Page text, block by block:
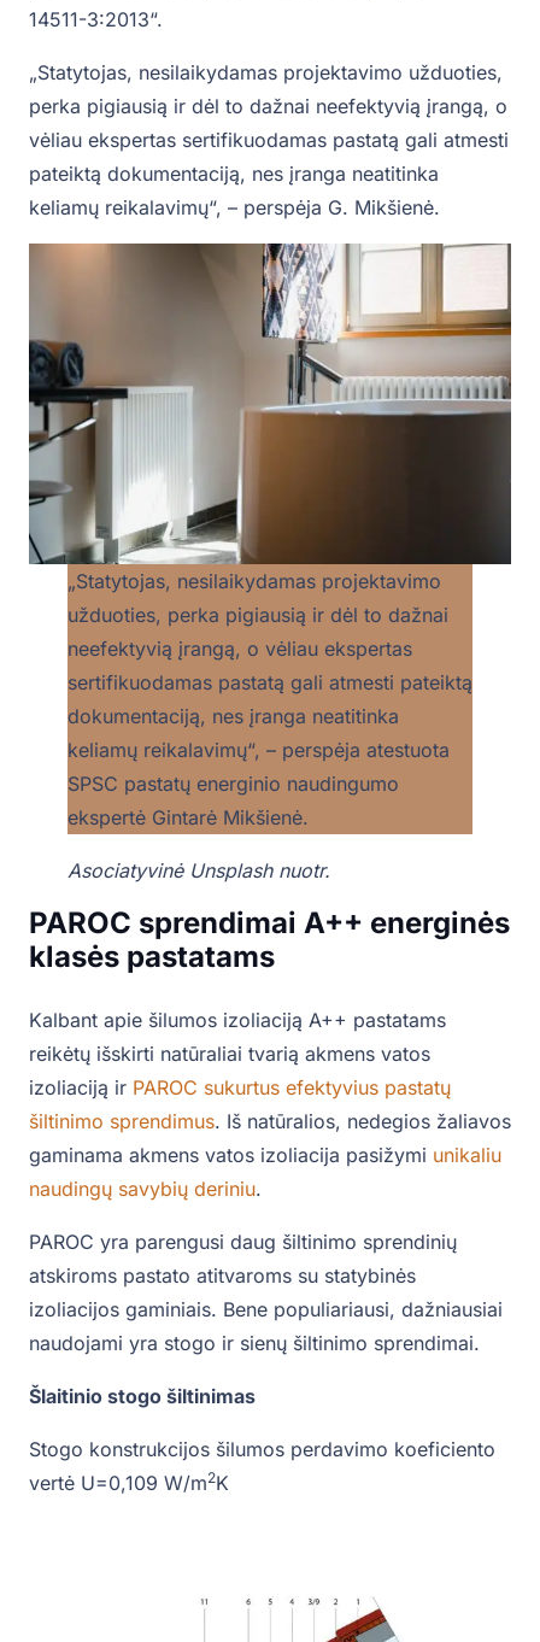
14511-3:2013“.
„Statytojas, nesilaikydamas projektavimo užduoties,
perka pigiausią ir dėl to dažnai neefektyvią įrangą, o
vėliau ekspertas sertifikuodamas pastatą gali atmesti
pateiktą dokumentaciją, nes įranga neatitinka
keliamų reikalavimų“, – perspėja G. Mikšienė.
„Statytojas, nesilaikydamas projektavimo
užduoties, perka pigiausią ir dėl to dažnai
neefektyvią įrangą, o vėliau ekspertas
sertifikuodamas pastatą gali atmesti pateiktą
dokumentaciją, nes įranga neatitinka
keliamų reikalavimų“, – perspėja atestuota
SPSC pastatų energinio naudingumo
ekspertė Gintarė Mikšienė.
Asociatyvinė Unsplash nuotr.
PAROC sprendimai A++ energinės
klasės pastatams
Kalbant apie šilumos izoliaciją A++ pastatams
reikėtų išskirti natūraliai tvarią akmens vatos
izoliaciją ir PAROC sukurtus efektyvius pastatų
šiltinimo sprendimus. Iš natūralios, nedegios žaliavos
gaminama akmens vatos izoliacija pasižymi unikaliu
naudingų savybių deriniu.
PAROC yra parengusi daug šiltinimo sprendinių
atskiroms pastato atitvaroms su statybinės
izoliacijos gaminiais. Bene populiariausi, dažniausiai
naudojami yra stogo ir sienų šiltinimo sprendimai.
Šlaitinio stogo šiltinimas
Stogo konstrukcijos šilumos perdavimo koeficiento
vertė U=0,109 W/m2K